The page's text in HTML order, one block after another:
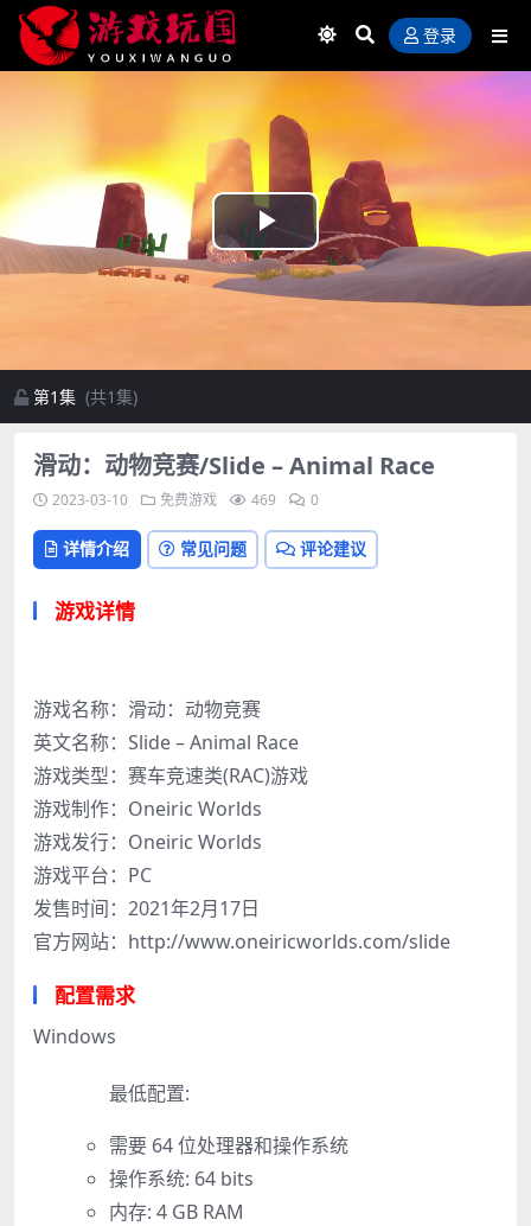
登录
Play
Video
第1集 (共1集)
滑动：动物竞赛/Slide – Animal Race
2023-03-10 免费游戏 469 0
详情介绍 常见问题 评论建议
游戏详情
游戏名称：滑动：动物竞赛
英文名称：Slide – Animal Race
游戏类型：赛车竞速类(RAC)游戏
游戏制作：Oneiric Worlds
游戏发行：Oneiric Worlds
游戏平台：PC
发售时间：2021年2月17日
官方网站：http://www.oneiricworlds.com/slide
配置需求
Windows
最低配置:
需要 64 位处理器和操作系统
操作系统: 64 bits
内存: 4 GB RAM